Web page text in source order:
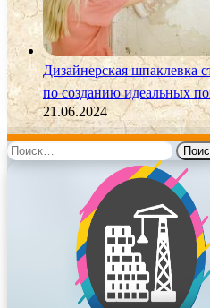
Дизайнерская шпаклевка
по созданию идеальных
21.06.2024
Найти: